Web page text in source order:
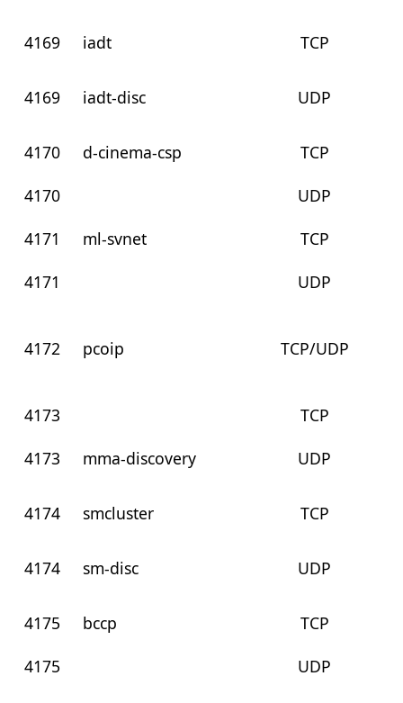
4169 iadt TCP
4169 iadt-disc UDP
4170 d-cinema-csp
TCP
4170
UDP
4171
ml-svnet
TCP
4171
UDP
4172 pcoip TCP/UDP
4173
TCP
4173
mma-discovery UDP
4174 smcluster TCP
4174 sm-disc UDP
4175 bccp
TCP
4175
UDP